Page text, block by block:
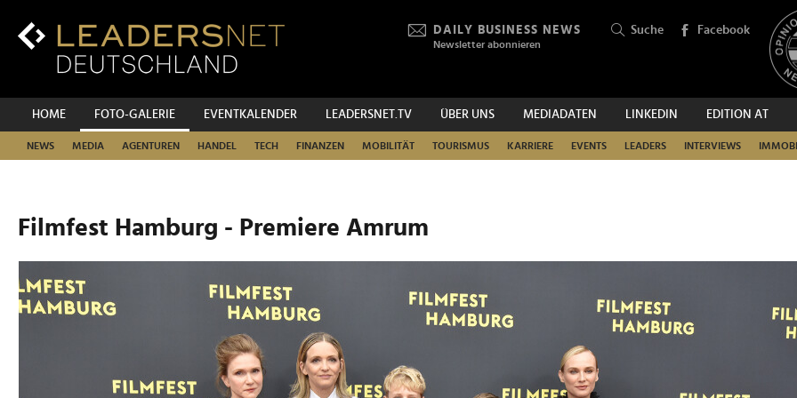
Inhalt
Hauptnavigation
DAILY BUSINESS NEWS
Newsletter abonnieren
Suche Facebook
HOME FOTO-GALERIE EVENTKALENDER LEADERSNET.TV ÜBER UNS MEDIADATEN LINKEDIN EDITION AT
NEWS MEDIA AGENTUREN HANDEL TECH FINANZEN MOBILITÄT TOURISMUS KARRIERE EVENTS LEADERS INTERVIEWS
SUCHEN
Filmfest Hamburg - Premiere Amrum